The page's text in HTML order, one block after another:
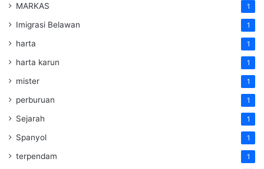
MARKAS 1
Imigrasi Belawan 1
harta 1
harta karun 1
mister 1
perburuan 1
Sejarah 1
Spanyol 1
terpendam 1